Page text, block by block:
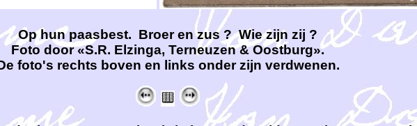
Op hun paasbest. Broer en zus ? Wie zijn zij ?
Foto door «S.R. Elzinga, Terneuzen & Oostburg».
foto's rechts boven en links onder zijn verdwenen.